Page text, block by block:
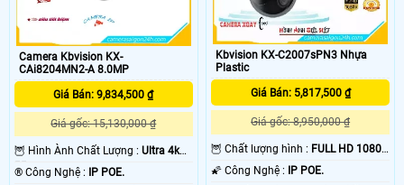
Camera Kbvision KX-
CAi8204MN2-A 8.0MP
Giá Bán: 9,834,500 ₫
Giá gốc: 15,130,000 ₫
🦉 Hình Ành Chất Lượng : Ultra 4k
👍🏾 .
®️ Công Nghệ : IP POE.
Kbvision KX-C2007sPN3 Nhựa
Plastic
Giá Bán: 5,817,500 ₫
Giá gốc: 8,950,000 ₫
🦉 Chất lượng hình : FULL HD 1080P
🌠 Công Nghệ :
IP POE.